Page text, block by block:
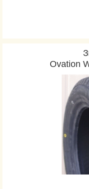
Ovation